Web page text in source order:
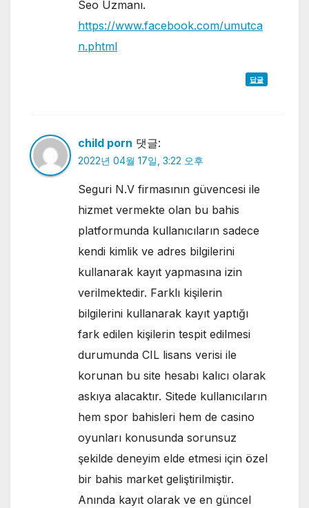
Seo Uzmanı.
https://www.facebook.com/umutca
n.phtml
답글
child porn 댓글:
2022년 04월 17일, 3:22 오후
Seguri N.V firmasının güvencesi ile
hizmet vermekte olan bu bahis
platformunda kullanıcıların sadece
kendi kimlik ve adres bilgilerini
kullanarak kayıt yapmasına izin
verilmektedir. Farklı kişilerin
bilgilerini kullanarak kayıt yaptığı
fark edilen kişilerin tespit edilmesi
durumunda CIL lisans verisi ile
korunan bu site hesabı kalıcı olarak
askıya alacaktır. Sitede kullanıcıların
hem spor bahisleri hem de casino
oyunları konusunda sorunsuz
şekilde deneyim elde etmesi için özel
bir bahis market geliştirilmiştir.
Anında kayıt olarak ve en güncel